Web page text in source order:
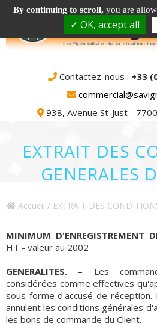
Contactez-nous : +33
938, Avenue St-Just -
EXTRAIT DES
GENERALES
Accueil / EXTRAIT DES
MINIMUM D'ENREGISTREMENT
HT - valeur au 2002
GENERALITES. – Les
considérées comme effectives
sous forme d'accusé de
annulent les conditions générales
les bons de commande du Client.
By continuing to scroll, you are
✓ OK, accept all